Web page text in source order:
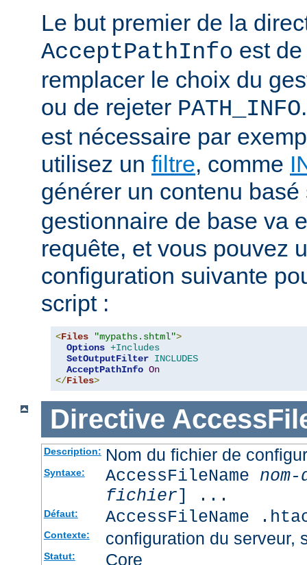
Le but premier de la
AcceptPathInfo est
remplacer le choix du
ou de rejeter PATH_INFO
est nécessaire par
utilisez un filtre, comme
générer un contenu
gestionnaire de base va
requête, et vous pouvez
configuration suivante
script :
<Files "mypaths.shtml">
Options +Includes
SetOutputFilter INCLUDES
AcceptPathInfo On
</Files>
Directive
Description: Nom du fichier de
Syntaxe: AccessFileName
fichier] ...
Défaut: AccessFileName
Contexte: configuration du serveur,
Statut: Core